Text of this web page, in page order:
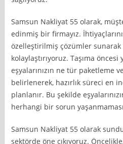
Samsun Nakliyat 55 olarak,
edinmiş bir firmayız.
özelleştirilmiş çözümler sunarak
kolaylaştırıyoruz. Taşıma
eşyalarınızın ne tür paketleme
belirlenerek, hazırlık süreci en
planlanır. Bu şekilde
herhangi bir sorun
Samsun Nakliyat 55 olarak
sektörde öne çıkıyoruz.